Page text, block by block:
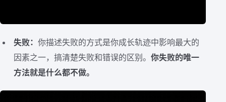
失败：你描述失败的方式是你成长轨迹中影响最大的
因素之一，搞清楚失败和错误的区别。你失败的唯一
方法就是什么都不做。